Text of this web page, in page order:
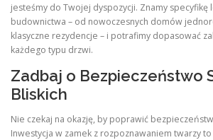
jesteśmy do Twojej dyspozycji. Znamy specyfikę
budownictwa – od nowoczesnych domów
klasyczne rezydencje – i potrafimy dopasować
każdego typu drzwi.
Zadbaj o Bezpieczeństwo
Bliskich
Nie czekaj na okazję, by poprawić
Inwestycja w zamek z rozpoznawaniem twarzy